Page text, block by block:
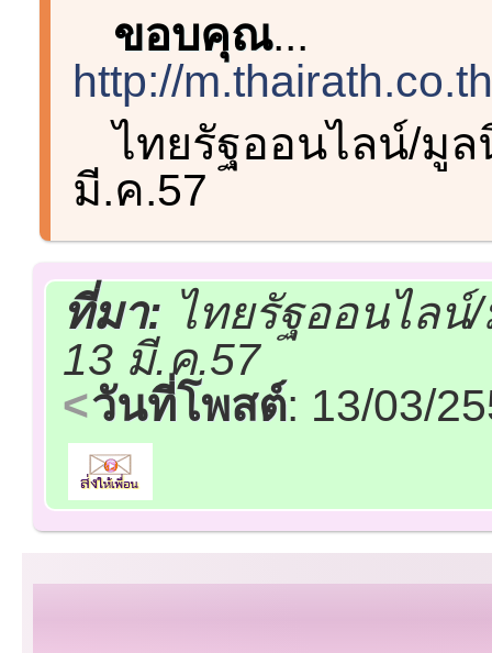
ขอบคุณ...
http://
ไทยรัฐออนไลน์/มู
มี.ค.57
ที่มา: ไทยรัฐออนไล
13 มี.ค.57
วันที่โพสต์: 13/03/